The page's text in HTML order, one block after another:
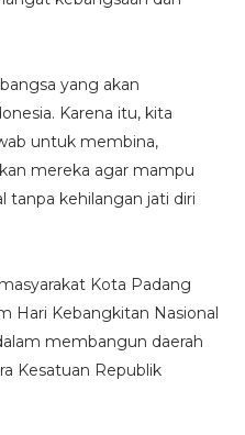
yang akan
Karena itu, kita
untuk membina,
mereka agar mampu
tanpa kehilangan jati diri
Kota Padang
Hari Kebangkitan Nasional
membangun daerah
Kesatuan Republik